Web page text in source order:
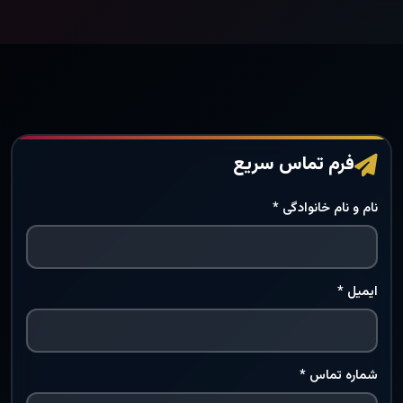
فرم تماس سریع
نام و نام خانوادگی *
ایمیل *
شماره تماس *